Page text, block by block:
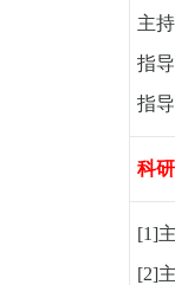
主
指
指
科
[1]
[2]